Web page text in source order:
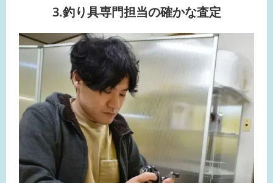
3.釣り具専門担当の確かな査定